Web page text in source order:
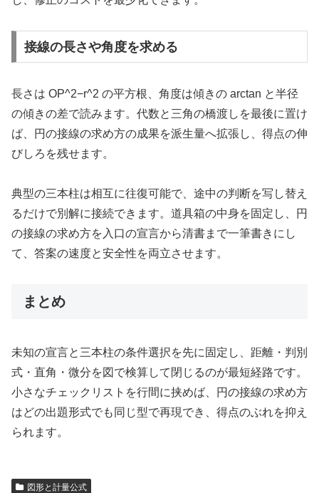
接線の長さや角度を求める
長さは OP^2−r^2 の平方根、角度は傾きの arctan と半径
の傾きの差で読みます。代数と三角の橋渡しを最後に置け
ば、円の接線の求め方の成果を派生量へ拡張し、得点の伸
びしろを残せます。
典型の三本柱は相互に往復可能で、途中の判断を写し替え
るだけで別解に接続できます。道具箱の中身を固定し、円
の接線の求め方を入口の宣言から清書まで一筆書きにし
て、答案の速度と安全性を両立させます。
まとめ
未知の宣言と三本柱の条件選択を先に固定し、距離・判別
式・直角・微分を図で検算して閉じるのが最短経路です。
小さなチェックリストを行間に挟めば、円の接線の求め方
はどの出題形式でも同じ型で再現でき、得点のぶれを抑え
られます。
図形と計量公式